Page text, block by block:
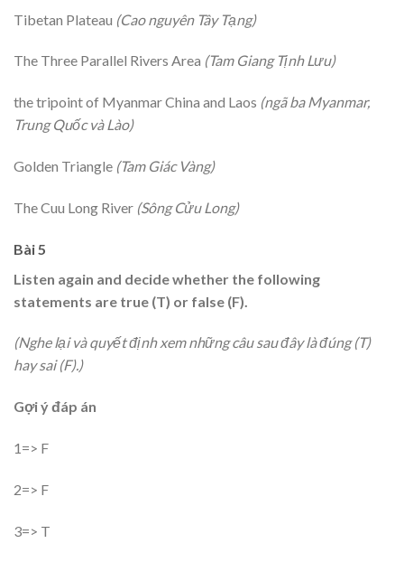
Tibetan Plateau (Cao nguyên Tây Tạng)
The Three Parallel Rivers Area (Tam Giang Tịnh Lưu)
the tripoint of Myanmar China and Laos (ngã ba Myanmar,
Trung Quốc và Lào)
Golden Triangle (Tam Giác Vàng)
The Cuu Long River (Sông Cửu Long)
Bài 5
Listen again and decide whether the following
statements are true (T) or false (F).
(Nghe lại và quyết định xem những câu sau đây là đúng (T)
hay sai (F).)
Gợi ý đáp án
1=> F
2=> F
3=> T